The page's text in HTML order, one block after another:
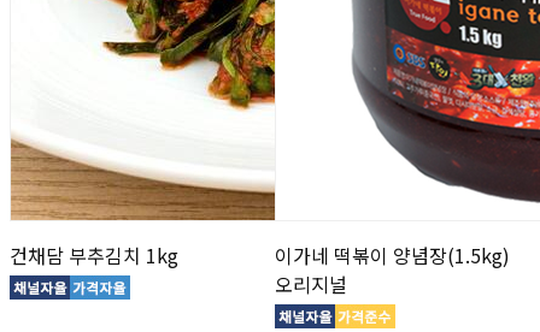
건채담 부추김치 1kg
이가네 떡볶이 양념장(1.5kg)
오리지널